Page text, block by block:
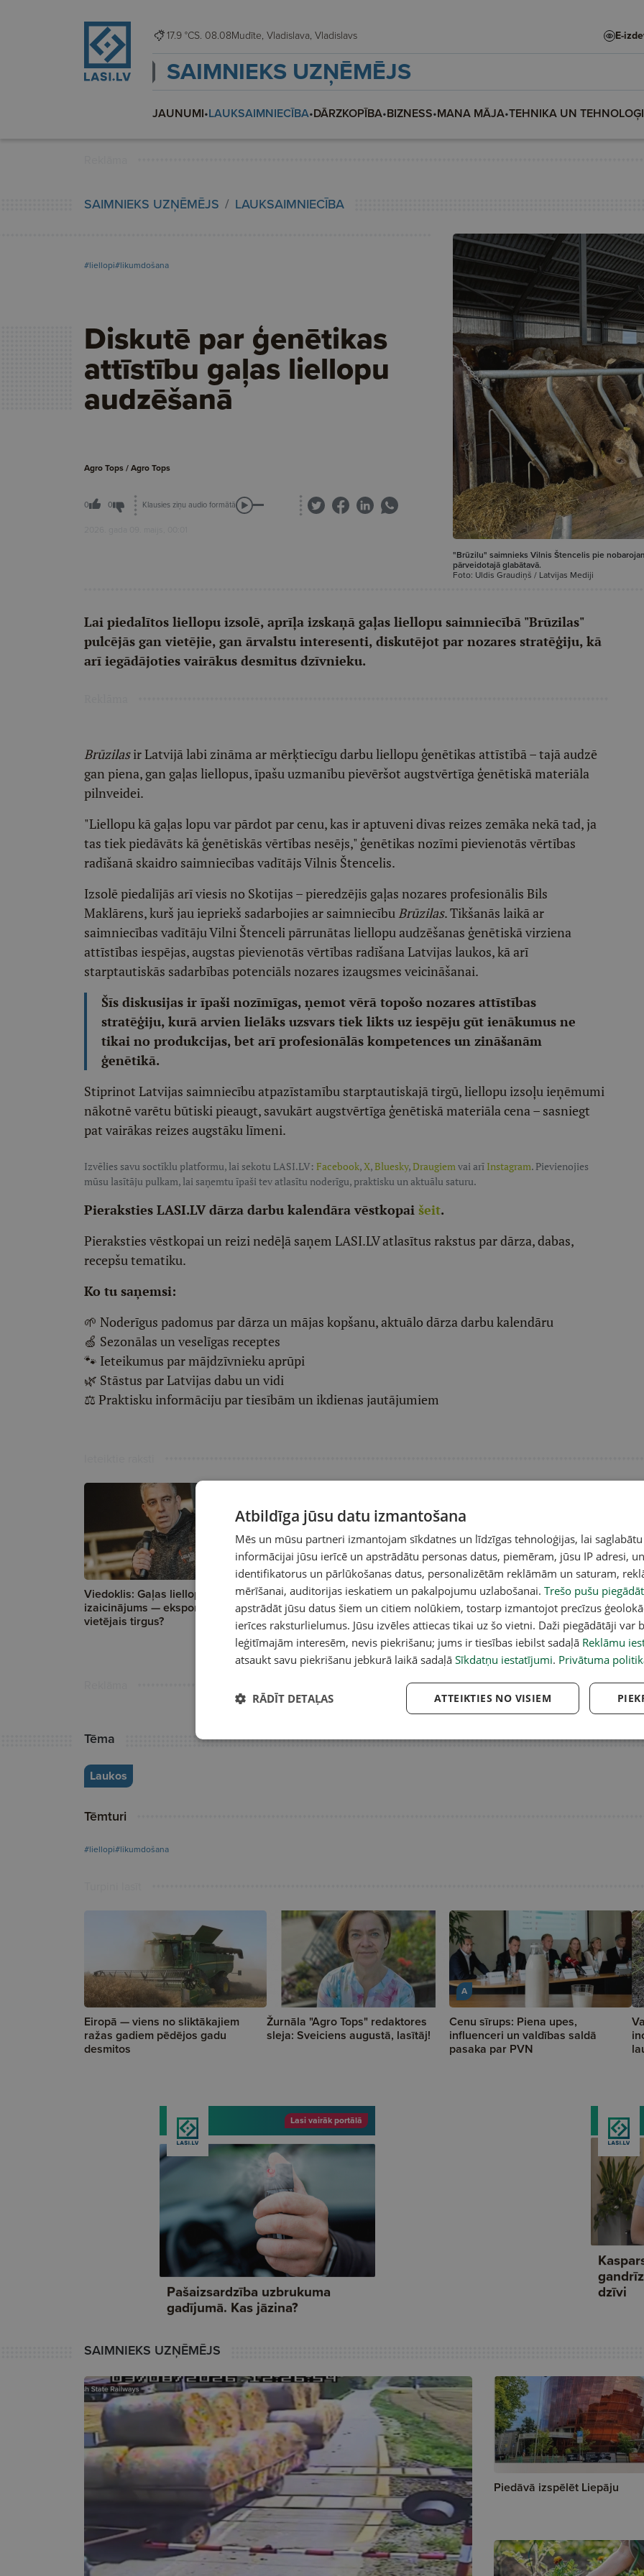
17.9 °CS. 08.08 Mudīte, Vladislava, Vladislavs E-
SAIMNIEKS UZŅĒMĒJS
JAUNUMI•LAUKSAIMNIECĪBA•DĀRZKOPĪBA•BIZNESS•MANA MĀJA•TEHNIKA UN
SAIMNIEKS UZŅĒMĒJS LAUKSAIMNIECĪBA
#liellopi#likumdošana
Diskutē par ģenētikas
attīstību gaļas liellopu
audzēšanā
Agro Tops / Agro Tops
0 0 Klausies ziņu audio formātā
2026. gada 09. maijs, 00:01
"Brūzilu" saimnieks Vilnis Štencelis pie
pārveidotajā glabātavā.
Foto: Uldis Graudiņš / Latvijas Mediji
Lai piedalītos liellopu izsolē, aprīļa izskaņā gaļas liellopu saimniecībā "Brūzilas"
pulcējās gan vietējie, gan ārvalstu interesenti, diskutējot par nozares stratēģiju, kā
arī iegādājoties vairākus desmitus dzīvnieku.
Brūzilasir Latvijā labi zināma ar mērķtiecīgu darbu liellopu ģenētikas attīstībā – tajā audzē
gan piena, gan gaļas liellopus, īpašu uzmanību pievēršot augstvērtīga ģenētiskā materiāla
pilnveidei.
"Liellopu kā gaļas lopu var pārdot par cenu, kas ir aptuveni divas reizes zemāka nekā tad, ja
tas tiek piedāvāts kā ģenētiskās vērtības nesējs," ģenētikas nozīmi pievienotās vērtības
radīšanā skaidro saimniecības vadītājs Vilnis Štencelis.
Izsolē piedalījās arī viesis no Skotijas – pieredzējis gaļas nozares profesionālis Bils
Maklārens, kurš jau iepriekš sadarbojies ar saimniecībuBrūzilas. Tikšanās laikā ar
saimniecības vadītāju Vilni Štenceli pārrunātas liellopu audzēšanas ģenētiskā virziena
attīstības iespējas, augstas pievienotās vērtības radīšana Latvijas laukos, kā arī
starptautiskās sadarbības potenciāls nozares izaugsmes veicināšanai.
Šīs diskusijas ir īpaši nozīmīgas, ņemot vērā topošo nozares attīstības
stratēģiju, kurā arvien lielāks uzsvars tiek likts uz iespēju gūt ienākumus ne
tikai no produkcijas, bet arī profesionālās kompetences un zināšanām
ģenētikā.
Stiprinot Latvijas saimniecību atpazīstamību starptautiskajā tirgū, liellopu izsoļu ieņēmumi
nākotnē varētu būtiski pieaugt, savukārt augstvērtīga ģenētiskā materiāla cena – sasniegt
pat vairākas reizes augstāku līmeni.
Izvēlies savu soctīklu platformu, lai sekotu LASI.LV: Facebook,X,Bluesky,Draugiemvai arī Instagram. Pievienojies
mūsu lasītāju pulkam, lai saņemtu īpaši tev atlasītu noderīgu, praktisku un aktuālu saturu.
Pieraksties LASI.LV dārza darbu kalendāra vēstkopai šeit.
Pieraksties vēstkopai un reizi nedēļā saņem LASI.LV atlasītus rakstus par dārza, dabas,
recepšu tematiku.
Ko tu saņemsi:
🌱 Noderīgus padomus par dārza un mājas kopšanu, aktuālo dārza darbu kalendāru
🍏 Sezonālas un veselīgas receptes
🐾 Ieteikumus par mājdzīvnieku aprūpi
🌿 Stāstus par Latvijas dabu un vidi
⚖️ Praktisku informāciju par tiesībām un ikdienas jautājumiem
Viedoklis: Gaļas liellopu audzētāju
izaicinājums — eksports vai
vietējais tirgus?
A
Lielākie gaļas liellopu ganāmpulki
— Rēzeknes un Tukuma pusē
A
Attīstīties un neapstāties
izaugsmē! Gaļas liellopu bizness
no Turcijas uzpircēja skatpunkta
Tēma
Laukos
Tēmturi
#liellopi#likumdošana
Eiropā — viens no sliktākajiem
ražas gadiem pēdējos gadu
desmitos
Žurnāla "Agro Tops" redaktores
sleja: Sveiciens augustā, lasītāj!
A
Cenu sīrups: Piena upes,
influenceri un valdības saldā
pasaka par PVN
SAIMNIEKS UZŅĒMĒJS
Piedāvā izspēlēt Liepāju
Atbildīga jūsu datu izmantošana
Mēs un mūsu partneri izmantojam sīkdatnes un līdzīgas tehnoloģijas, lai
informācijai jūsu ierīcē un apstrādātu personas datus, piemēram, jūsu IP adresi,
identifikatorus un pārlūkošanas datus, personalizētām reklāmām un saturam,
mērīšanai, auditorijas ieskatiem un pakalpojumu uzlabošanai. Trešo pušu
apstrādāt jūsu datus šiem un citiem nolūkiem, tostarp izmantojot precīzus
ierīces raksturlielumus. Jūsu izvēles attiecas tikai uz šo vietni. Daži piegādātāji var
leģitīmajām interesēm, nevis piekrišanu; jums ir tiesības iebilst sadaļā Reklāmu
atsaukt savu piekrišanu jebkurā laikā sadaļā Sīkdatņu iestatījumi. Privātuma
ATTEIKTIES NO VISIEM
RĀDĪT DETAĻAS